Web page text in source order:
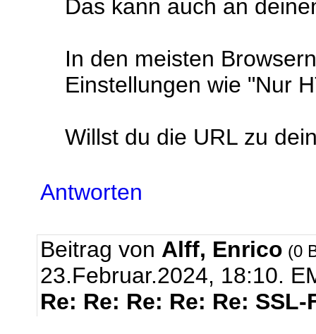
Das kann auch an
In den meisten
Einstellungen wie "Nur
Willst du die URL zu
Antworten
Beitrag von Alff, Enrico (0
23.Februar.2024, 18:10.
Re: Re: Re: Re: Re: SSL-